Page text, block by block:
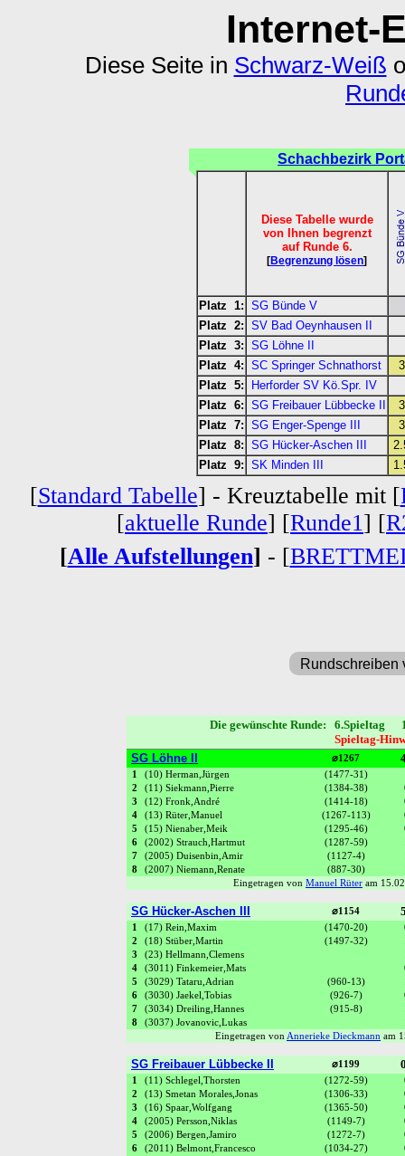
Internet-
Diese Seite in Schwarz-Weiß
Schachbezirk
Diese Tabelle wurde
von Ihnen begrenzt
auf Runde 6.
[Begrenzung lösen]
Platz 1: SG Bünde V
Platz 2: SV Bad Oeynhausen II
Platz 3: SG Löhne II
Platz 4: SC Springer Schnathorst
3
Platz 5:
Herforder SV Kö.Spr. IV
Platz 6: SG Freibauer Lübbecke II
3
Platz 7: SG Enger-Spenge III
3
Platz 8: SG Hücker-Aschen III
Platz 9: SK Minden III
[Standard Tabelle] - Kreuztabelle mit [
[aktuelle Runde] [Runde1] [
[Alle Aufstellungen] - [
Rundschreiben
Die gewünschte Runde: 6.Spieltag
Spieltag-
SG Löhne II
⌀1267
1 (10) Herman,Jürgen
(1477-31)
2
(11) Siekmann,Pierre (1384-38)
3
(12) Fronk,André (1414-18)
4
(13) Rüter,Manuel (1267-113)
5
(15) Nienaber,Meik (1295-46)
6
(2002) Strauch,Hartmut (1287-59)
7
(2005) Duisenbin,Amir (1127-4)
8
(2007) Niemann,Renate (887-30)
Eingetragen von Manuel Rüter am
SG Hücker-Aschen III ⌀1154
1 (17) Rein,Maxim (1470-20)
2
(18) Stüber,Martin (1497-32)
3
(23) Hellmann,Clemens
4
(3011) Finkemeier,Mats
5
(3029) Tataru,Adrian (960-13)
6
(3030) Jaekel,Tobias (926-7)
7
(3034) Dreiling,Hannes (915-8)
8
(3037) Jovanovic,Lukas
Eingetragen vonAnnerieke Dieckmann am
SG Freibauer Lübbecke II ⌀1199
1 (11) Schlegel,Thorsten (1272-59)
2
(13) Smetan Morales,Jonas (1306-33)
3
(16) Spaar,Wolfgang (1365-50)
4
(2005) Persson,Niklas (1149-7)
5
(2006) Bergen,Jamiro (1272-7)
6
(2011) Belmont,Francesco (1034-27)